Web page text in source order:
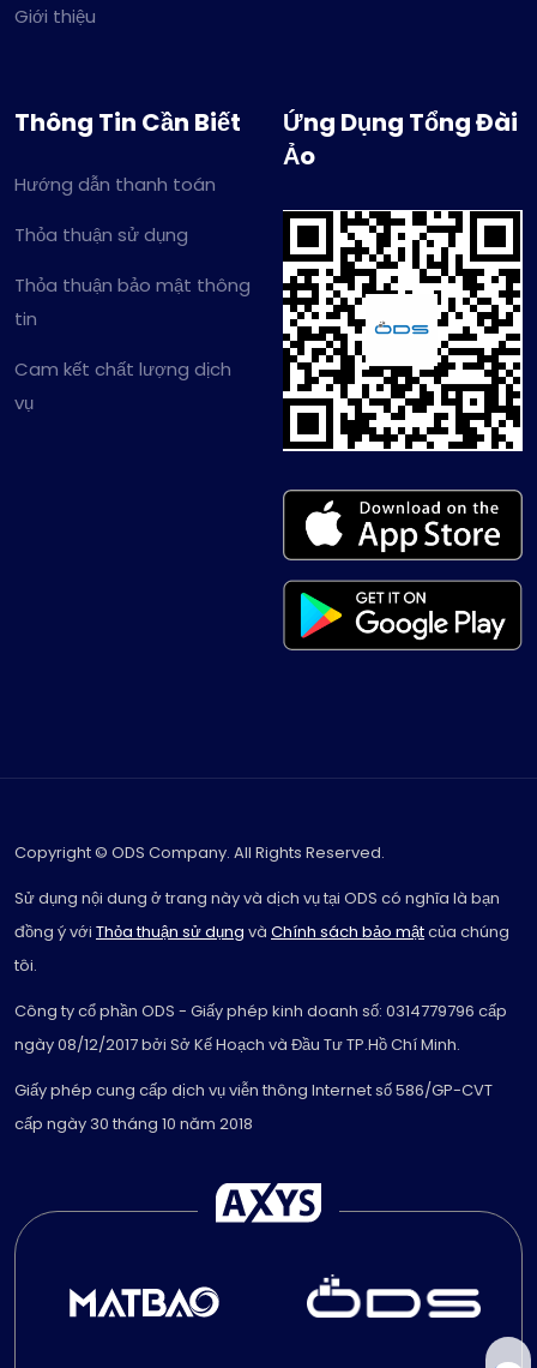
Giới thiệu
Thông Tin Cần Biết
Hướng dẫn thanh toán
Thỏa thuận sử dụng
Thỏa thuận bảo mật thông
tin
Cam kết chất lượng dịch
vụ
Ứng Dụng Tổng Đài
Ảo
Copyright © ODS Company. All Rights Reserved.
Sử dụng nội dung ở trang này và dịch vụ tại ODS có nghĩa là bạn
đồng ý với Thỏa thuận sử dụng và Chính sách bảo mậtcủa chúng
tôi.
Công ty cổ phần ODS - Giấy phép kinh doanh số: 0314779796 cấp
ngày 08/12/2017 bởi Sở Kế Hoạch và Đầu Tư TP.Hồ Chí Minh.
Giấy phép cung cấp dịch vụ viễn thông Internet số 586/GP-CVT
cấp ngày 30 tháng 10 năm 2018